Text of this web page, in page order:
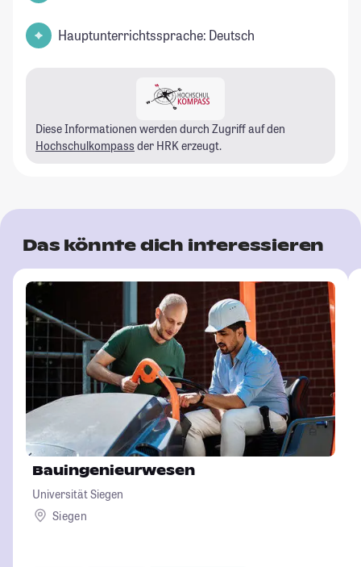
Hauptunterrichtssprache: Deutsch
Diese Informationen werden durch Zugriff auf den
Hochschulkompass der HRK erzeugt.
Das könnte dich interessieren
Bauingenieurwesen
Universität Siegen
Siegen